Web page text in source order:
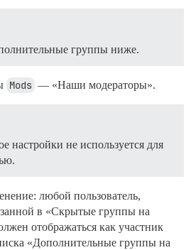
группы ниже.
Mods — «Наши модераторы».
настройки не используется для
любой пользователь,
в «Скрытые группы на
отображаться как участник
«Дополнительные группы на